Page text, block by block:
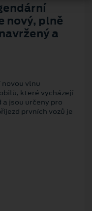
nový, plně
a
vlnu
které vycházejí
a jsou určeny pro
prvních vozů je